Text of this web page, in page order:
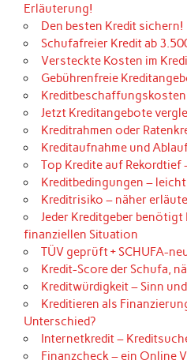
Erläuterung!
Den besten Kredit sichern!
Schufafreier Kredit ab
Versteckte Kosten im
Gebührenfreie
Jetzt Kreditangebote
Kreditrahmen oder
Kreditaufnahme und
Top Kredite auf Rekordtief
Kreditbedingungen –
Kreditrisiko – näher
Jeder Kreditgeber
finanziellen Situation
TÜV geprüft + SCHUFA-
Kredit-Score der Schufa,
Kreditwürdigkeit – Sinn
Kreditieren als
Unterschied?
Internetkredit –
Finanzcheck – ein Online